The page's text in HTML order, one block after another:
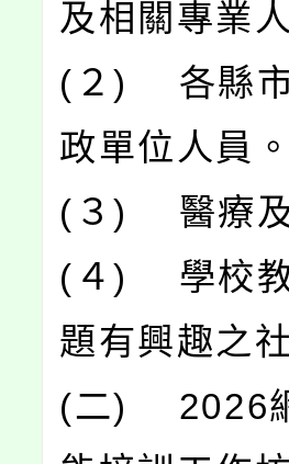
及相關專業
(２) 各縣市
政單位人員。
(３) 醫療及
(４) 學校教
題有興趣之
(二) 2026